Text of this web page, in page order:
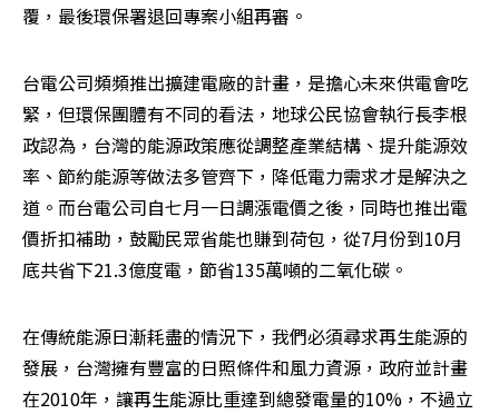
覆，最後環保署退回專案小組再審。
台電公司頻頻推出擴建電廠的計畫，是擔心未來供電會吃
緊，但環保團體有不同的看法，地球公民協會執行長李根
政認為，台灣的能源政策應從調整產業結構、提升能源效
率、節約能源等做法多管齊下，降低電力需求才是解決之
道。而台電公司自七月一日調漲電價之後，同時也推出電
價折扣補助，鼓勵民眾省能也賺到荷包，從7月份到10月
底共省下21.3億度電，節省135萬噸的二氧化碳。
在傳統能源日漸耗盡的情況下，我們必須尋求再生能源的
發展，台灣擁有豐富的日照條件和風力資源，政府並計畫
在2010年，讓再生能源比重達到總發電量的10%，不過立